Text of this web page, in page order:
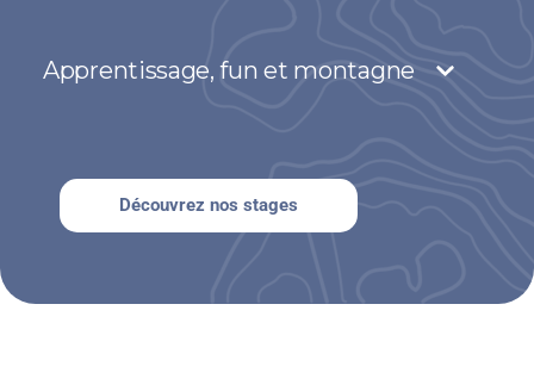
Apprentissage, fun et montagne
Découvrez nos stages